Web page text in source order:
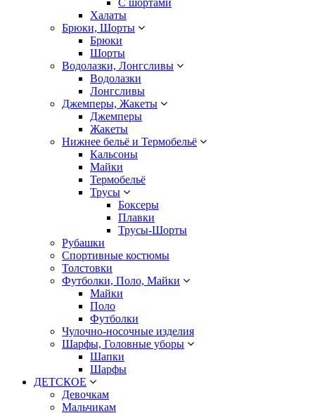
С шортами
Халаты
Брюки, Шорты
Брюки
Шорты
Водолазки, Лонгсливы
Водолазки
Лонгсливы
Джемперы, Жакеты
Джемперы
Жакеты
Нижнее бельё и Термобельё
Кальсоны
Майки
Термобельё
Трусы
Боксеры
Плавки
Трусы-Шорты
Рубашки
Спортивные костюмы
Толстовки
Футболки, Поло, Майки
Майки
Поло
Футболки
Чулочно-носочные изделия
Шарфы, Головные уборы
Шапки
Шарфы
ДЕТСКОЕ
Девочкам
Мальчикам